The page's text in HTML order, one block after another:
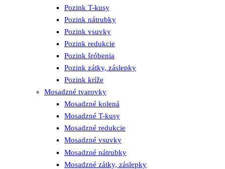
Pozink T-kusy
Pozink nátrubky
Pozink vsuvky
Pozink redukcie
Pozink šróbenia
Pozink zátky, záslepky
Pozink kríže
Mosadzné tvarovky
Mosadzné kolená
Mosadzné T-kusy
Mosadzné redukcie
Mosadzné vsuvky
Mosadzné nátrubky
Mosadzné zátky, záslepky